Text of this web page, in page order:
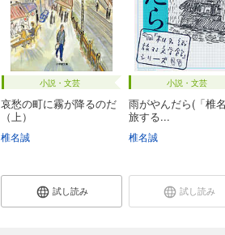
小説・文芸
哀愁の町に霧が降るのだ
（上）
椎名誠
試し読み
小説・文芸
雨がやんだら(「
旅する...
椎名誠
試し読み